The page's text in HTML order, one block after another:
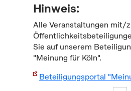
Hinweis:
Alle Veranstaltungen mit/
Sie auf unserem
"Meinung für Köln".
Beteiligungsportal